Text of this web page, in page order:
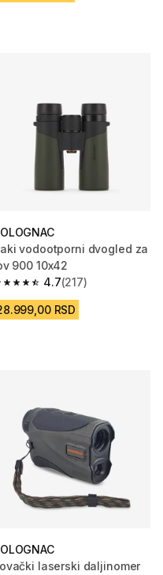
vodootporni dvogled za
900 10x42
4.7
od 5 zvezdica from 217
(217)
RSD
laserski daljinomer